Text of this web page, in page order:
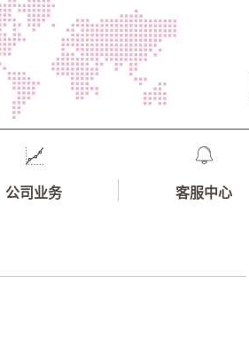
公司业务 客服中心